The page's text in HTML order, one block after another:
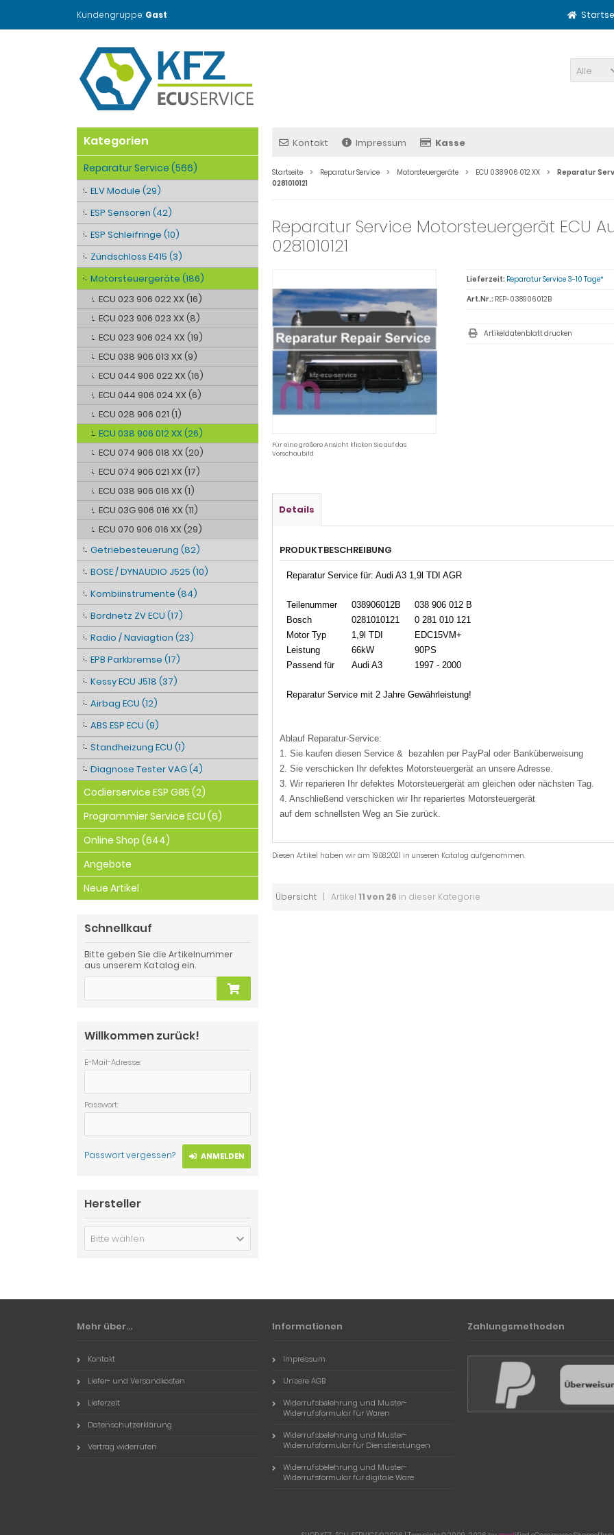
Kundengruppe: Gast
Alle
Kontakt Impressum Kasse
Startseite Reparatur Service Motorsteuergeräte ECU 038 906 012 XX
Reparatur
0281010121
Reparatur Service Motorsteuergerät ECU
0281010121
Für eine größere Ansicht klicken Sie auf das
Vorschaubild
Lieferzeit: Reparatur Service 3-10 Tage*
Art.Nr.: REP-038906012B
Artikeldatenblatt drucken
Details
PRODUKTBESCHREIBUNG
Reparatur Service für: Audi A3 1,9l TDI AGR
Teilenummer 038906012B
038 906 012 B
Bosch
0281010121
0 281 010 121
Motor Typ
1,9l TDI
EDC15VM+
Leistung
66kW
90PS
Passend für
Audi A3 1997 - 2000
Reparatur Service mit 2 Jahre Gewährleistung!
Ablauf Reparatur-Service:
1. Sie kaufen diesen Service & bezahlen per PayPal oder Banküberweisung
2. Sie verschicken Ihr defektes Motorsteuergerät an unsere Adresse.
3. Wir reparieren Ihr defektes Motorsteuergerät am gleichen oder nächsten Tag.
4. Anschließend verschicken wir Ihr repariertes Motorsteuergerät
auf dem schnellsten Weg an Sie zurück.
Diesen Artikel haben wir am 19.08.2021 in unseren Katalog aufgenommen.
Übersicht | Artikel 11 von 26 in dieser Kategorie
Kategorien
Reparatur Service (566)
ELV Module (29)
ESP Sensoren (42)
ESP Schleifringe (10)
Zündschloss E415 (3)
Motorsteuergeräte (186)
ECU 023 906 022 XX (16)
ECU 023 906 023 XX (8)
ECU 023 906 024 XX (19)
ECU 038 906 013 XX (9)
ECU 044 906 022 XX (16)
ECU 044 906 024 XX (6)
ECU 028 906 021 (1)
ECU 038 906 012 XX (26)
ECU 074 906 018 XX (20)
ECU 074 906 021 XX (17)
ECU 038 906 016 XX (1)
ECU 03G 906 016 XX (11)
ECU 070 906 016 XX (29)
Getriebesteuerung (82)
BOSE / DYNAUDIO J525 (10)
Kombiinstrumente (84)
Bordnetz ZV ECU (17)
Radio / Naviagtion (23)
EPB Parkbremse (17)
Kessy ECU J518 (37)
Airbag ECU (12)
ABS ESP ECU (9)
Standheizung ECU (1)
Diagnose Tester VAG (4)
Codierservice ESP G85 (2)
Programmier Service ECU (6)
Online Shop (644)
Angebote
Neue Artikel
Schnellkauf
Bitte geben Sie die Artikelnummer
aus unserem Katalog ein.
Willkommen zurück!
E-Mail-Adresse:
Passwort:
Passwort vergessen? ANMELDEN
Hersteller
Bitte wählen
Mehr über...
Kontakt
Liefer- und Versandkosten
Lieferzeit
Datenschutzerklärung
Vertrag widerrufen
Informationen
Impressum
Unsere AGB
Widerrufsbelehrung und Muster-
Widerrufsformular für Waren
Widerrufsbelehrung und Muster-
Widerrufsformular für Dienstleistungen
Widerrufsbelehrung und Muster-
Widerrufsformular für digitale Ware
Zahlungsmethoden